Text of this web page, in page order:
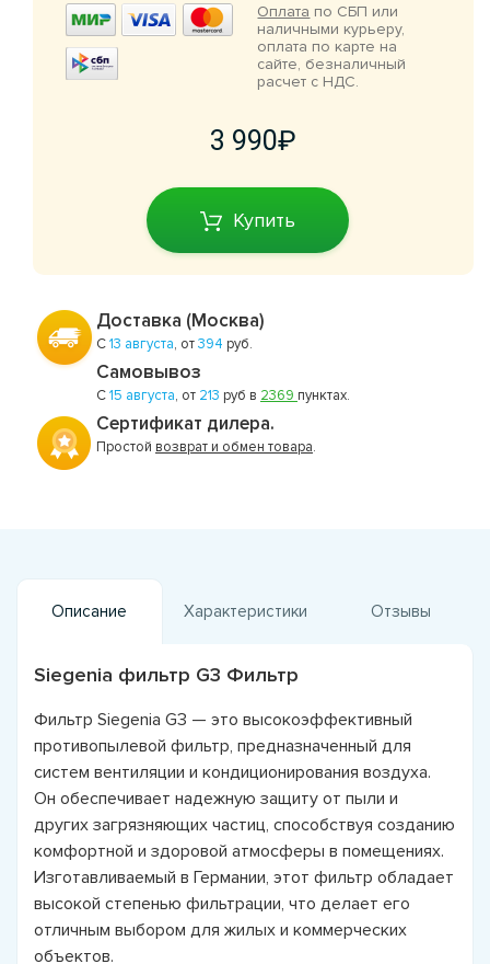
Оплата по СБП или
наличными курьеру,
оплата по карте на
сайте, безналичный
расчет с НДС.
3 990
Купить
Доставка (Москва)
С13 августа, от394 руб.
Самовывоз
С15 августа, от 213 руб в 2369 пунктах.
Сертификат дилера.
Простой возврат и обмен товара.
Описание Характеристики Отзывы
Siegenia фильтр G3 Фильтр
Фильтр Siegenia G3 — это высокоэффективный
противопылевой фильтр, предназначенный для
систем вентиляции и кондиционирования воздуха.
Он обеспечивает надежную защиту от пыли и
других загрязняющих частиц, способствуя созданию
комфортной и здоровой атмосферы в помещениях.
Изготавливаемый в Германии, этот фильтр обладает
высокой степенью фильтрации, что делает его
отличным выбором для жилых и коммерческих
объектов.